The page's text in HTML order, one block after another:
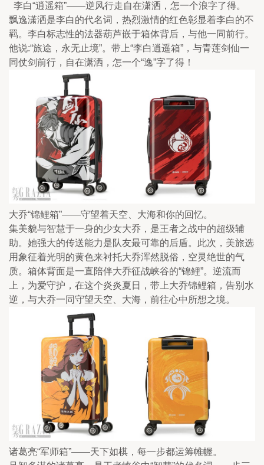
李白“逍遥箱”——逆风行走自在潇洒，怎一个浪字了得。
飘逸潇洒是李白的代名词，热烈激情的红色彰显着李白的不
羁。李白标志性的法器葫芦嵌于箱体背后，与他一同前行。
他说:“旅途，永无止境”。带上“李白逍遥箱”，与青莲剑仙一
同仗剑前行，自在潇洒，怎一个“逸”字了得！
大乔“锦鲤箱”——守望着天空、大海和你的回忆。
集美貌与智慧于一身的少女大乔，是王者之战中的超级辅
助。她强大的传送能力是队友最可靠的后盾。此次，美旅选
用象征着光明的黄色来衬托大乔浑然脱俗，空灵绝世的气
质。箱体背面是一直陪伴大乔征战峡谷的“锦鲤”。逆流而
上，为爱守护，在这个炎炎夏日，带上大乔锦鲤箱，告别水
逆，与大乔一同守望天空、大海，前往心中所想之境。
诸葛亮“军师箱”——天下如棋，每一步都运筹帷幄。